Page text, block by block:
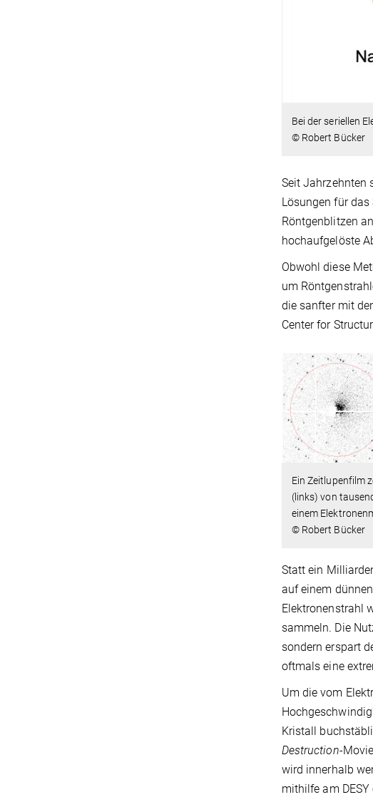
Bei der seriellen
© Robert Bücker
Seit Jahrzehnten
Lösungen für
Röntgenblitzen
hochaufgelöste
Obwohl diese
um
die sanfter mit
Center for
Ein Zeitlupenfilm
(links) von
einem
© Robert Bücker
Statt ein
auf einem
Elektronenstrahl
sammeln. Die
sondern erspart
oftmals eine
Um die vom
Kristall
Destruction-
wird innerhalb
mithilfe am